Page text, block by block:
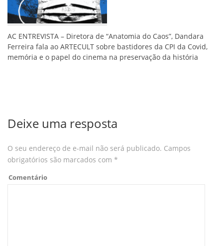
AC ENTREVISTA – Diretora de “Anatomia do Caos”, Dandara
Ferreira fala ao ARTECULT sobre bastidores da CPI da Covid,
memória e o papel do cinema na preservação da história
Deixe uma resposta
O seu endereço de e-mail não será publicado. Campos
obrigatórios são marcados com *
Comentário